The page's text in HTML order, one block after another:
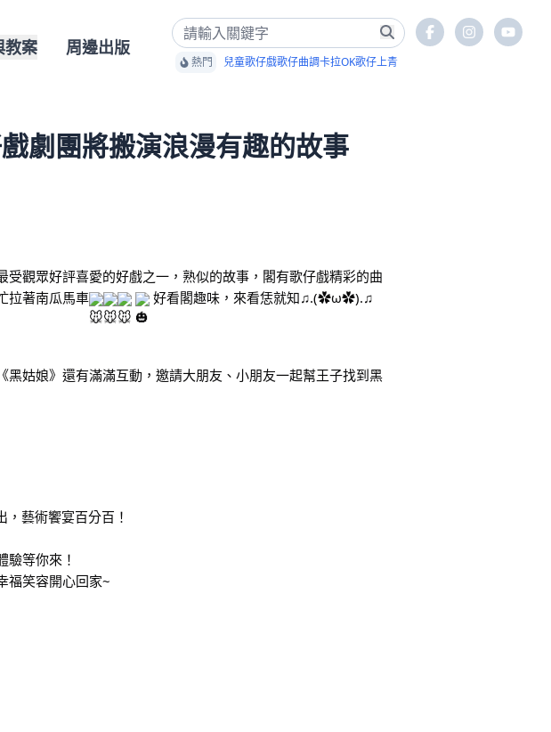
教案 周邊出版
熱門 兒童歌仔戲歌仔曲調卡拉OK歌仔上青
劇團將搬演浪漫有趣的故事
觀眾好評喜愛的好戲之一，熟似的故事，閣有歌仔戲精彩的曲
拉著南瓜馬車
好看閣趣味，來看恁就知♫.(✿ω✿).♫
姑娘》還有滿滿互動，邀請大朋友、小朋友一起幫王子找到黑
藝術饗宴百分百！
等你來！
福笑容開心回家~